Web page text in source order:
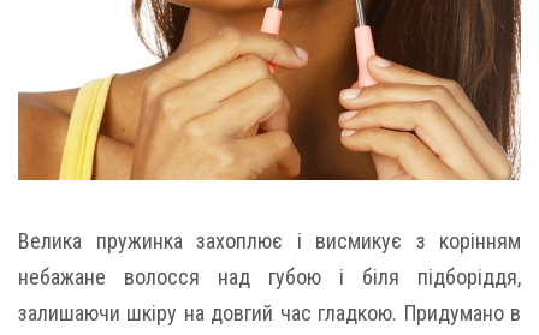
Велика пружинка захоплює і висмикує з корінням
небажане волосся над губою і біля підборіддя,
залишаючи шкіру на довгий час гладкою. Придумано в